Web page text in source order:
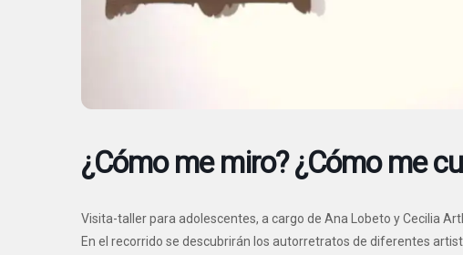
¿Cómo me miro? ¿Cómo me
Visita-taller para adolescentes, a cargo de Ana Lobeto y Cecilia
En el recorrido se descubrirán los autorretratos de diferentes